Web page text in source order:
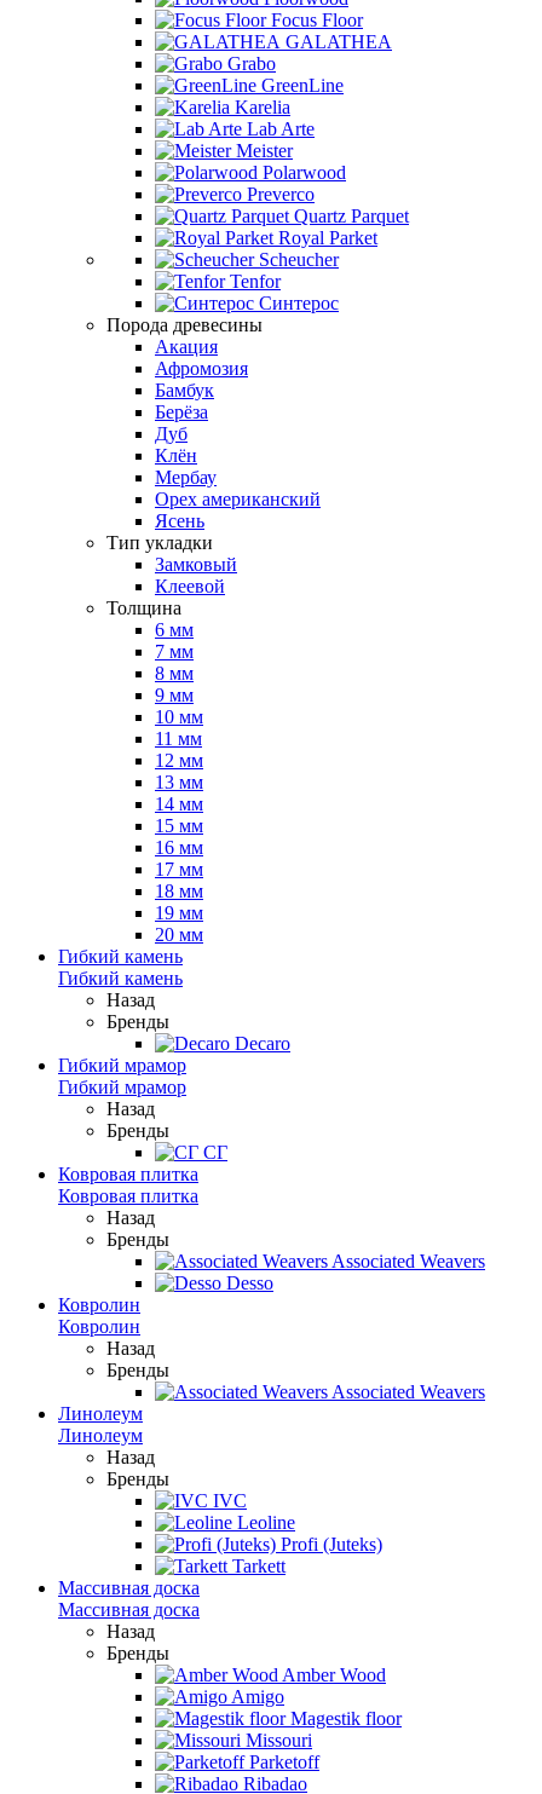
Focus Floor
GALATHEA
Grabo
GreenLine
Karelia
Lab Arte
Meister
Polarwood
Preverco
Quartz Parquet
Royal Parket
Scheucher
Tenfor
Синтерос
Порода древесины
Акация
Афромозия
Бамбук
Берёза
Дуб
Клён
Мербау
Орех американский
Ясень
Тип укладки
Замковый
Клеевой
Толщина
6 мм
7 мм
8 мм
9 мм
10 мм
11 мм
12 мм
13 мм
14 мм
15 мм
16 мм
17 мм
18 мм
19 мм
20 мм
Гибкий камень
Гибкий камень
Назад
Бренды
Decaro
Гибкий мрамор
Гибкий мрамор
Назад
Бренды
СГ
Ковровая плитка
Ковровая плитка
Назад
Бренды
Associated Weavers
Desso
Ковролин
Ковролин
Назад
Бренды
Associated Weavers
Линолеум
Линолеум
Назад
Бренды
IVC
Leoline
Profi (Juteks)
Tarkett
Массивная доска
Массивная доска
Назад
Бренды
Amber Wood
Amigo
Magestik floor
Missouri
Parketoff
Ribadao